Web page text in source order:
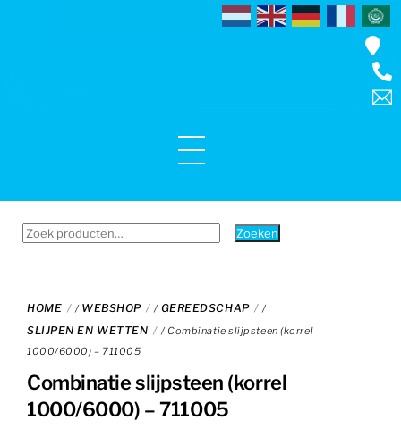
Menu
Zoeken
Zoeken
HOME / WEBSHOP / GEREEDSCHAP /
SLIJPEN EN WETTEN
/ Combinatie slijpsteen (korrel
1000/6000) – 711005
Combinatie slijpsteen (korrel
1000/6000) – 711005